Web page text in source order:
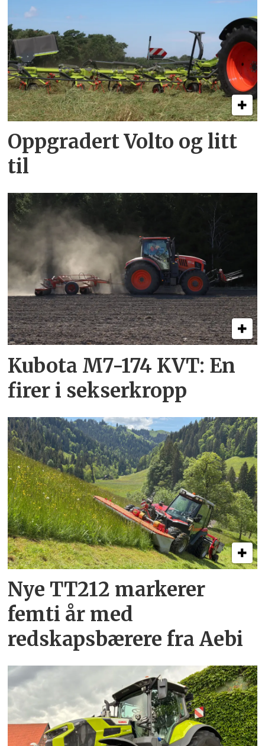
Oppgradert Volto og litt
til
Kubota M7-174 KVT: En
firer i sekserkropp
Nye TT212 markerer
femti år­ med
redskapsbærere fra Aebi